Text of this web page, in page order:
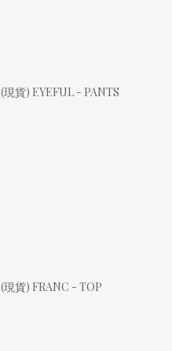
(現貨) EYEFUL - PANTS
(現貨) FRANC - TOP